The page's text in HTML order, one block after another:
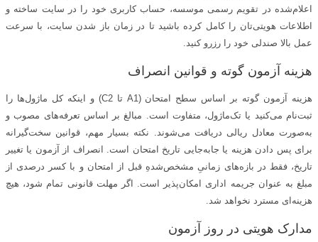
اعلام‌شده در تقویم رسمی موسسه، حساب کاربری خود را در سایت ساخته و
اطلاعات هویتی‌تان را کامل کرده باشید تا در زمان باز شدن سایت، با سرعت
عمل بالا صندلی خود را رزرو کنید.
هزينه آزمون گوته و قوانین انصراف
هزينه آزمون گوته بر اساس سطح امتحان (A1 تا C2) و اینکه کل ماژول‌ها را
ثبت‌نام می‌کنید یا تک‌ماژول، متفاوت است. مبالغ بر اساس تعرفه‌های مصوب و
به‌صورت معادل ریالی دریافت می‌شوند. نکته بسیار مهم، قوانین سخت‌گیرانه
برای پس دادن هزینه یا جابه‌جایی تاریخ امتحان است. انصراف از آزمون یا تغییر
تاریخ، فقط در بازه‌های زمانیِ مشخص‌شدهِ قبل از امتحان و با کسر درصدی از
مبلغ به عنوان جریمه اداری امکان‌پذیر است. اگر مهلت قانونی تمام شود، هیچ
هزینه‌ای مسترد نخواهد شد.
مدارک هویتی در روز آزمون